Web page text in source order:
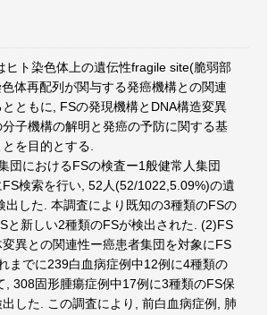
ヒト染色体上の遺伝性fragile site(脆弱部
体再配列が関与する発癌機構との関連
ともに, FSの発現機構とDNA構造変異
子機構の解明と発癌の予防に関する基
を目的とする.
団におけるFSの検査ー1般健常人集団
検索を行い, 52人(52/1022,5.09%)の遺
出した. 本調査により既知の3種類のFSの
と新しい2種類のFSが検出された. (2)FS
異との関連性ー癌患者集団を対象にFS
までに239白血病症例中12例に4種類の
, 308固形腫瘍症例中17例に3種類のFS保
した. この調査により, 前白血病症例, 肺